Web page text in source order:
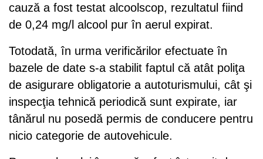
cauză a fost testat alcoolscop, rezultatul fiind
de 0,24 mg/l alcool pur în aerul expirat.
Totodată, în urma verificărilor efectuate în
bazele de date s-a stabilit faptul că atât poliţa
de asigurare obligatorie a autoturismului, cât şi
inspecţia tehnică periodică sunt expirate, iar
tânărul nu posedă permis de conducere pentru
nicio categorie de autovehicule.